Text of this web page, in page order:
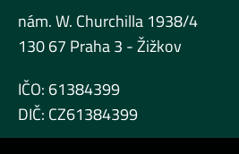
nám. W. Churchilla 1938/4
130 67 Praha 3 - Žižkov
IČO: 61384399
DIČ: CZ61384399